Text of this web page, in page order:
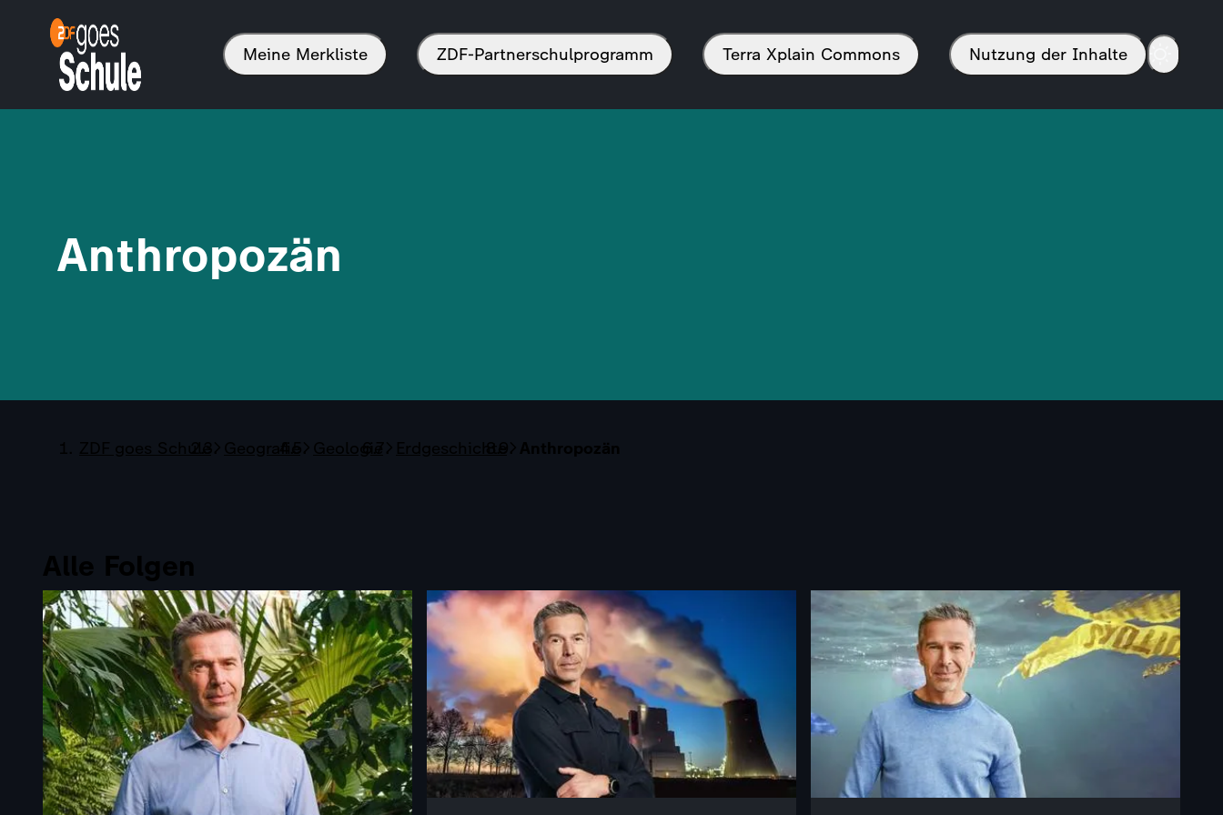
Meine Merkliste ZDF-Partnerschulprogramm Terra Xplain Commons Nutzung der Inhalte
Anthropozän
ZDF goes Schule Geografie Geologie Erdgeschichte Anthropozän
Alle Folgen